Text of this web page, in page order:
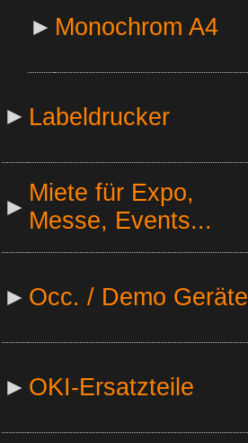
► Monochrom A4
► Labeldrucker
►
Miete für Expo,
Messe, Events...
► Occ. / Demo Geräte
► OKI-Ersatzteile